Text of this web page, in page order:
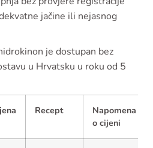
jačine ili nejasnog
je dostupan bez
u Hrvatsku u roku od 5
Recept
Napomena
o cijeni